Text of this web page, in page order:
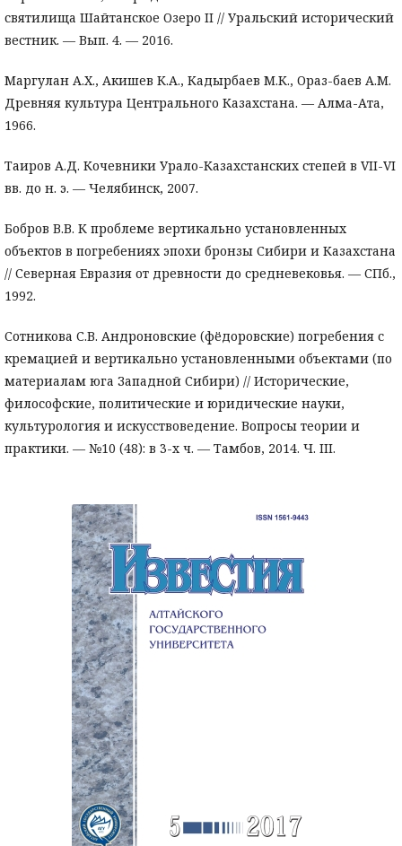
святилища Шайтанское Озеро II // Уральский исторический
вестник. — Вып. 4. — 2016.
Маргулан А.Х., Акишев К.А., Кадырбаев М.К., Ораз-баев А.М.
Древняя культура Центрального Казахстана. — Алма-Ата,
1966.
Таиров А.Д. Кочевники Урало-Казахстанских степей в VII-VI
вв. до н. э. — Челябинск, 2007.
Бобров В.В. К проблеме вертикально установленных
объектов в погребениях эпохи бронзы Сибири и Казахстана
// Северная Евразия от древности до средневековья. — СПб.,
1992.
Сотникова С.В. Андроновские (фёдоровские) погребения с
кремацией и вертикально установленными объектами (по
материалам юга Западной Сибири) // Исторические,
философские, политические и юридические науки,
культурология и искусствоведение. Вопросы теории и
практики. — №10 (48): в 3-х ч. — Тамбов, 2014. Ч. III.